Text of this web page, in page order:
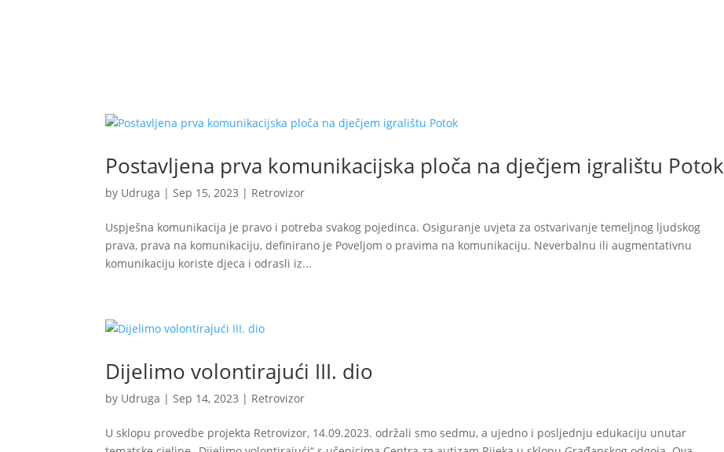
Postavljena prva komunikacijska ploča na dječjem igralištu Potok
by Udruga |Sep 15, 2023 | Retrovizor
Uspješna komunikacija je pravo i potreba svakog pojedinca. Osiguranje uvjeta za ostvarivanje temeljnog ljudskog
prava, prava na komunikaciju, definirano je Poveljom o pravima na komunikaciju. Neverbalnu ili augmentativnu
komunikaciju koriste djeca i odrasli iz...
Dijelimo volontirajući III. dio
by Udruga |Sep 14, 2023 | Retrovizor
U sklopu provedbe projekta Retrovizor, 14.09.2023. održali smo sedmu, a ujedno i posljednju edukaciju unutar